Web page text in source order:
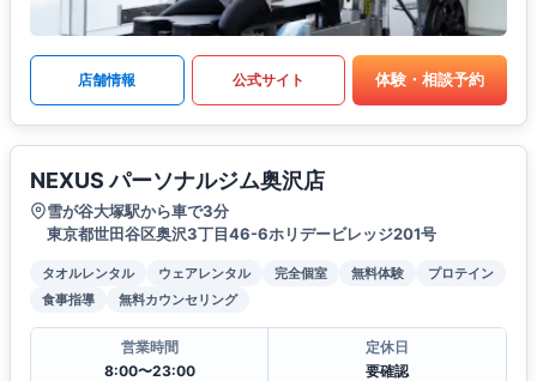
店舗情報 公式サイト 体験・相談予約
NEXUS パーソナルジム奥沢店
雪が谷大塚駅から車で3分
東京都世田谷区奥沢3丁目46-6ホリデービレッジ201号
タオルレンタル ウェアレンタル 完全個室 無料体験
プロテイン
食事指導
無料カウンセリング
営業時間
8:00〜23:00
定休日
要確認